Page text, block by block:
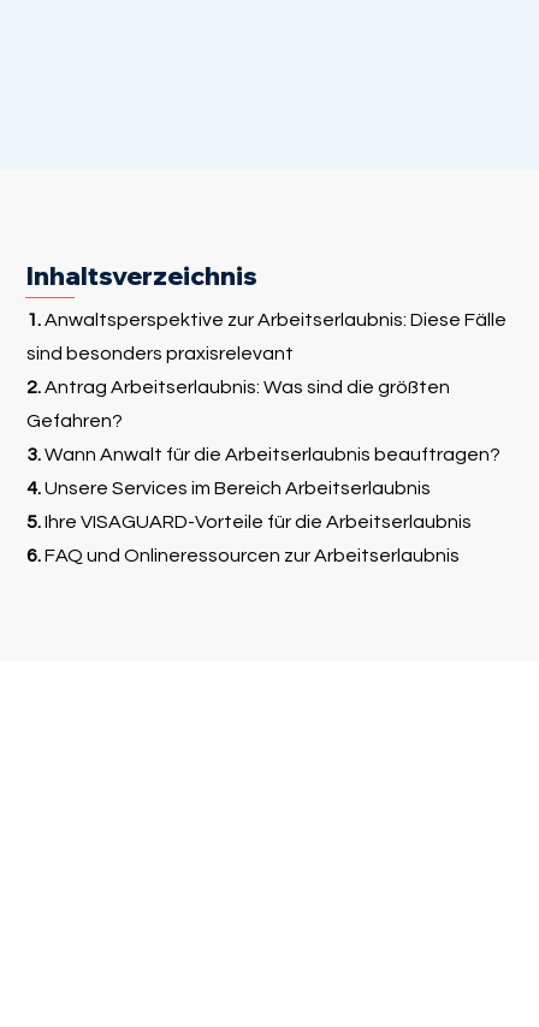
Inhaltsverzeichnis
1.Anwaltsperspektive zur Arbeitserlaubnis: Diese Fälle
sind besonders praxisrelevant
2.Antrag Arbeitserlaubnis: Was sind die größten
Gefahren?
3.Wann Anwalt für die Arbeitserlaubnis beauftragen?
4.Unsere Services im Bereich Arbeitserlaubnis
5.Ihre VISAGUARD-Vorteile für die Arbeitserlaubnis
6.FAQ und Onlineressourcen zur Arbeitserlaubnis